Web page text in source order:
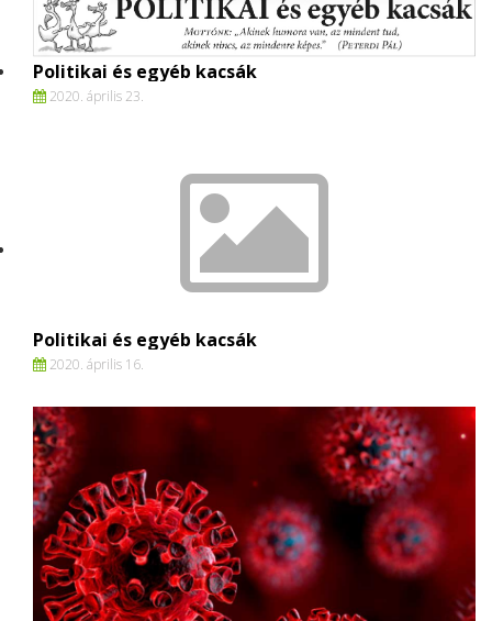
Politikai és egyéb kacsák
2020. április 23.
Politikai és egyéb kacsák
2020. április 16.